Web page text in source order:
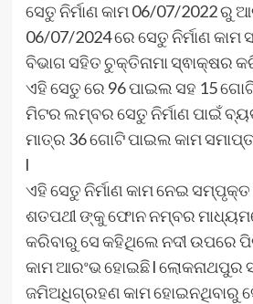
ସେତୁ ନିର୍ମାଣ କାମ 06/07/2022 ରୁ
06/07/2024 ରେ ସେତୁ ନିର୍ମାଣ କାମ
ବିଭାଗ ସହିତ ଚୁକ୍ତିନାମା ସ୍ଵାକ୍ଷର
ଏହି ସେତୁ ରେ 96 ପାଇଲ ସହ 15
ମିଟର ଲମ୍ବର ସେତୁ ନିର୍ମାଣ ପାଇଁ
ମାତ୍ର 36 ଗୋଟି ପାଇଲ କାମ
l
ଏହି ସେତୁ ନିର୍ମାଣ କାମ ନେଇ
ଶତପଥୀ ଙ୍କୁ ଫୋନ ନମ୍ବର
କରିବାରୁ ସେ କହିଥିଲେ ନଦୀ ଉପରେ
କାମ ଆରଂଭ ହୋଇଛି l ଲୋକନାଥପୁର
ଜମିଅଧିଗ୍ରହଣ କାମ ହୋଇନଥିବାରୁ